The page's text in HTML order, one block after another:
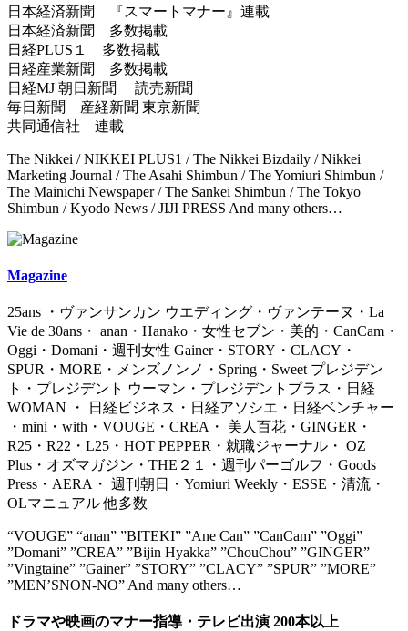
日本経済新聞 『スマートマナー』連載
日本経済新聞 多数掲載
日経PLUS１ 多数掲載
日経産業新聞 多数掲載
日経MJ 朝日新聞 読売新聞
毎日新聞 産経新聞 東京新聞
共同通信社 連載
The Nikkei / NIKKEI PLUS1 / The Nikkei Bizdaily / Nikkei
Marketing Journal / The Asahi Shimbun / The Yomiuri Shimbun /
The Mainichi Newspaper / The Sankei Shimbun / The Tokyo
Shimbun / Kyodo News / JIJI PRESS And many others…
Magazine
25ans ・ヴァンサンカン ウエディング・ヴァンテーヌ・La
Vie de 30ans・ anan・Hanako・女性セブン・美的・CanCam・
Oggi・Domani・週刊女性 Gainer・STORY・CLACY・
SPUR・MORE・メンズノンノ・Spring・Sweet プレジデン
ト・プレジデント ウーマン・プレジデントプラス・日経
WOMAN ・ 日経ビジネス・日経アソシエ・日経ベンチャー
・mini・with・VOUGE・CREA・ 美人百花・GINGER・
R25・R22・L25・HOT PEPPER・就職ジャーナル・ OZ
Plus・オズマガジン・THE２１・週刊パーゴルフ・Goods
Press・AERA・ 週刊朝日・Yomiuri Weekly・ESSE・清流・
OLマニュアル 他多数
“VOUGE” “anan” ”BITEKI” ”Ane Can” ”CanCam” ”Oggi”
”Domani” ”CREA” ”Bijin Hyakka” ”ChouChou” ”GINGER”
”Vingtaine” ”Gainer” ”STORY” ”CLACY” ”SPUR” ”MORE”
”MEN’SNON-NO” And many others…
ドラマや映画のマナー指導・テレビ出演 200本以上